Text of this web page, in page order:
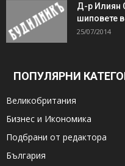
Д-р Илиян
шиповете
25/07/2014
ПОПУЛЯРНИ
Великобритания
Бизнес и Икономика
Подбрани от редактора
България